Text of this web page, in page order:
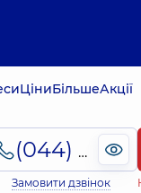
ЦіниБільшеАкції
(044) 495-2-888
Замовити дзвінок